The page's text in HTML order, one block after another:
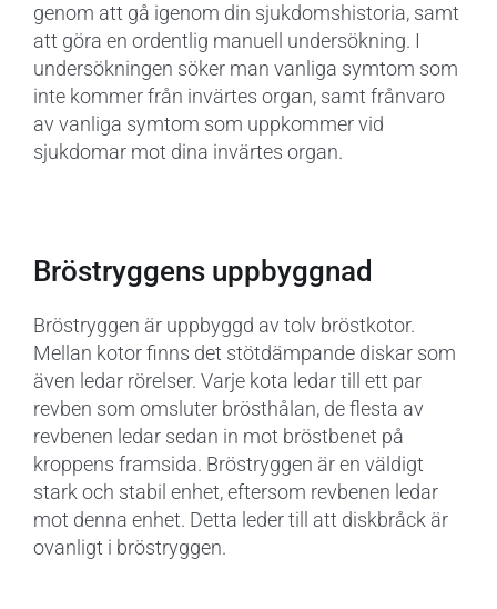
genom att gå igenom din sjukdomshistoria, samt
att göra en ordentlig manuell undersökning. I
undersökningen söker man vanliga symtom som
inte kommer från invärtes organ, samt frånvaro
av vanliga symtom som uppkommer vid
sjukdomar mot dina invärtes organ.
Bröstryggens uppbyggnad
Bröstryggen är uppbyggd av tolv bröstkotor.
Mellan kotor finns det stötdämpande diskar som
även ledar rörelser. Varje kota ledar till ett par
revben som omsluter brösthålan, de flesta av
revbenen ledar sedan in mot bröstbenet på
kroppens framsida. Bröstryggen är en väldigt
stark och stabil enhet, eftersom revbenen ledar
mot denna enhet. Detta leder till att diskbråck är
ovanligt i bröstryggen.